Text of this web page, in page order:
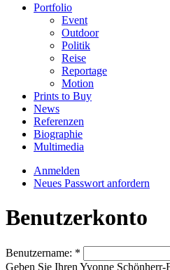
Portfolio
Event
Outdoor
Politik
Reise
Reportage
Motion
Prints to Buy
News
Referenzen
Biographie
Multimedia
Anmelden
Neues Passwort anfordern
Benutzerkonto
Benutzername: *
Geben Sie Ihren Yvonne Schönherr-